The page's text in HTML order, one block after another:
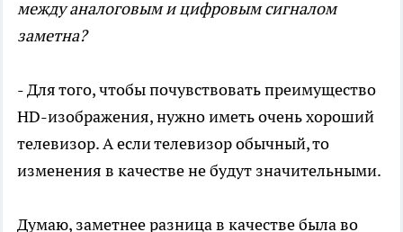
между аналоговым и цифровым сигналом
заметна?
- Для того, чтобы почувствовать преимущество
HD-изображения, нужно иметь очень хороший
телевизор. А если телевизор обычный, то
изменения в качестве не будут значительными.
Думаю, заметнее разница в качестве была во